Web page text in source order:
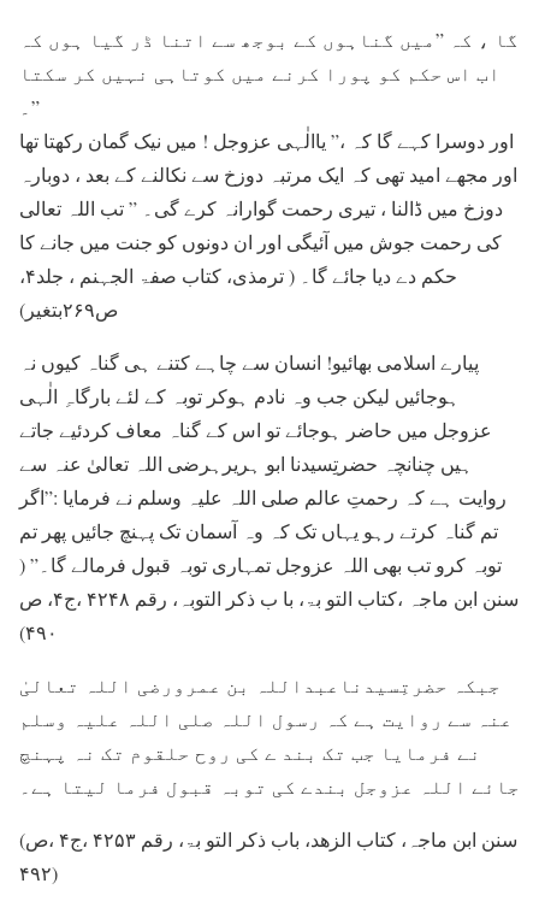
گا ، کہ ”میں گناہوں کے بوجھ سے اتنا ڈر گیا ہوں کہ
اب اس حکم کو پورا کرنے میں کوتاہی نہیں کر سکتا
۔”
اور دوسرا کہے گا کہ ،” یاالٰہی عزوجل ! میں نیک گمان رکھتا تھا
اور مجھے امید تھی کہ ایک مرتبہ دوزخ سے نکالنے کے بعد ، دوبارہ
دوزخ میں ڈالنا ، تیری رحمت گوارانہ کرے گی۔ ” تب اللہ تعالی
کی رحمت جوش میں آئیگی اور ان دونوں کو جنت میں جانے کا
حکم دے دیا جائے گا۔ ( ترمذی، کتاب صفۃ الجہنم ، جلد۴،
ص۲۶۹بتغیر)
پیارے اسلامی بھائیو! انسان سے چاہے کتنے ہی گناہ کیوں نہ
ہوجائیں لیکن جب وہ نادم ہوکر توبہ کے لئے بارگاہِ الٰہی
عزوجل میں حاضر ہوجائے تو اس کے گناہ معاف کردئيے جاتے
ہیں چنانچہ حضرتِسیدنا ابو ہریرہرضی اللہ تعالیٰ عنہ سے
روایت ہے کہ رحمتِ عالم صلی اللہ علیہ وسلم نے فرمایا :”اگر
تم گناہ کرتے رہو یہاں تک کہ وہ آسمان تک پہنچ جائیں پھر تم
توبہ کرو تب بھی اللہ عزوجل تمہاری توبہ قبول فرمالے گا۔” (
سنن ابن ماجہ ،کتاب التو بۃ، با ب ذکر التوبہ، رقم ۴۲۴۸ ،ج۴، ص
۴۹۰)
جبکہ حضرتِسیدناعبداللہ بن عمرورضی اللہ تعالیٰ
عنہ سے روایت ہے کہ رسول اللہ صلی اللہ علیہ وسلم
نے فرمایا جب تک بند ے کی روح حلقوم تک نہ پہنچ
جائے اللہ عزوجل بندے کی توبہ قبول فرما لیتا ہے۔
(سنن ابن ماجہ، کتاب الزھد، باب ذکر التو بۃ، رقم ۴۲۵۳ ،ج۴ ،ص
۴۹۲)